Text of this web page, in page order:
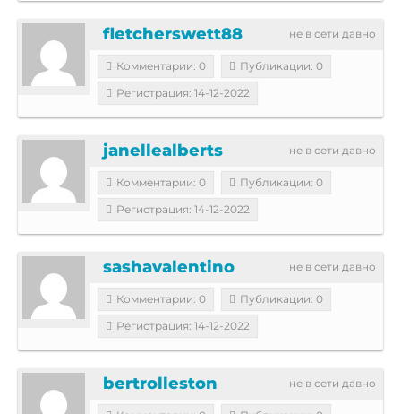
не в сети давно
fletcherswett88
Комментарии: 0
Публикации: 0
Регистрация: 14-12-2022
не в сети давно
janellealberts
Комментарии: 0
Публикации: 0
Регистрация: 14-12-2022
не в сети давно
sashavalentino
Комментарии: 0
Публикации: 0
Регистрация: 14-12-2022
не в сети давно
bertrolleston